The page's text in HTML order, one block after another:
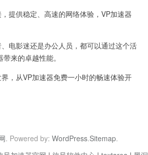
供稳定、高速的网络体验，VP加速器
影迷还是办公人员，都可以通过这个活
来的卓越性能。
从VP加速器免费一小时的畅速体验开
. Powered by: WordPress.Sitemap.